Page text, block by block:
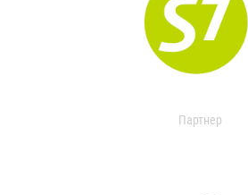
Партнер